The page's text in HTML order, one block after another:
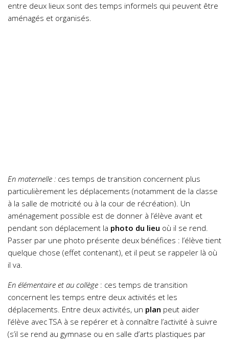
entre deux lieux sont des temps informels qui peuvent être
aménagés et organisés.
En maternelle : ces temps de transition concernent plus
particulièrement les déplacements (notamment de la classe
à la salle de motricité ou à la cour de récréation). Un
aménagement possible est de donner à l’élève avant et
pendant son déplacement la photo du lieu où il se rend.
Passer par une photo présente deux bénéfices : l’élève tient
quelque chose (effet contenant), et il peut se rappeler là où
il va.
En élémentaire et au collège : ces temps de transition
concernent les temps entre deux activités et les
déplacements. Entre deux activités, un plan peut aider
l’élève avec TSA à se repérer et à connaître l’activité à suivre
(s’il se rend au gymnase ou en salle d’arts plastiques par